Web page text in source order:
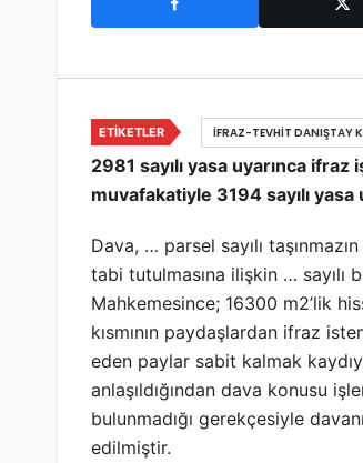
2981 sayılı yasa uyarınca
muvafakatiyle 3194 sayılı yasa
Dava, … parsel sayılı
tabi tutulmasına ilişkin … sayılı
Mahkemesince; 16300 m2’lik
kısmının paydaşlardan ifraz
eden paylar sabit kalmak
anlaşıldığından dava konusu
bulunmadığı gerekçesiyle
edilmiştir.
ETIKETLER İFRAZ-TEVHIT DANIŞTAY